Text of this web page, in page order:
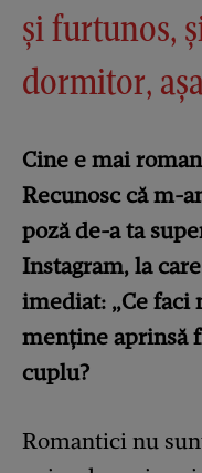
și furtunos,
dormitor,
Cine e mai
Recunosc că m-
poză de-a ta
Instagram, la
imediat: „Ce faci
menține aprinsă
cuplu?
Romantici nu